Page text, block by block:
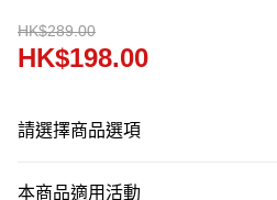
HK$289.00
HK$198.00
請選擇商品選項
本商品適用活動